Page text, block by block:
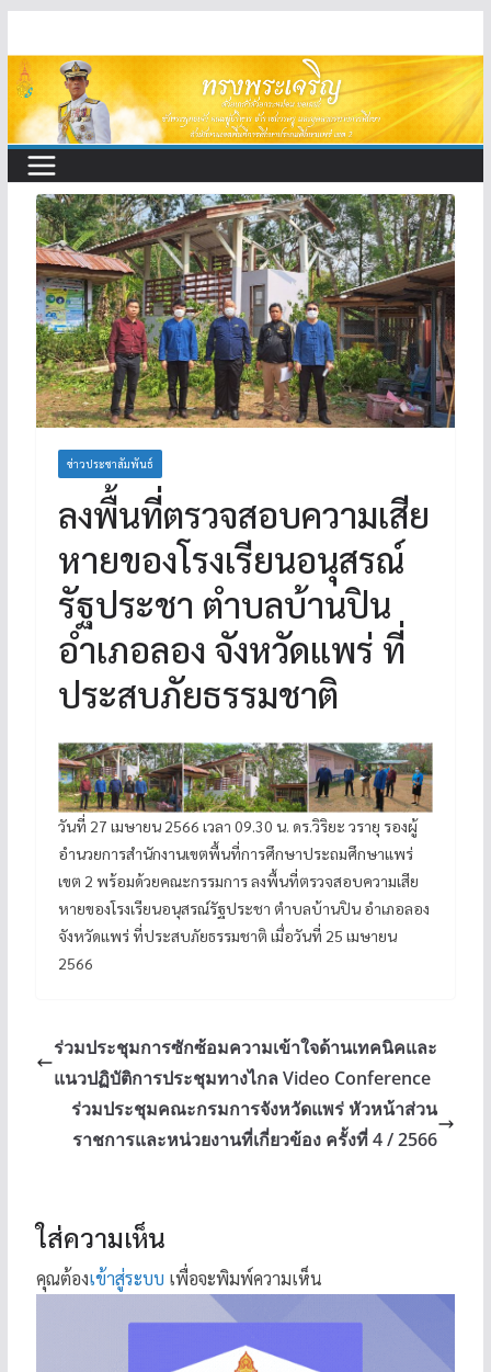
to
content
ข่าวประชาสัมพันธ์
ลงพื้นที่ตรวจสอบความเสีย
หายของโรงเรียนอนุสรณ์
รัฐประชา ตำบลบ้านปิน
อำเภอลอง จังหวัดแพร่ ที่
ประสบภัยธรรมชาติ
วันที่ 27 เมษายน 2566 เวลา 09.30 น. ดร.วิริยะ วรายุ รองผู้
อำนวยการสำนักงานเขตพื้นที่การศึกษาประถมศึกษาแพร่
เขต 2 พร้อมด้วยคณะกรรมการ ลงพื้นที่ตรวจสอบความเสีย
หายของโรงเรียนอนุสรณ์รัฐประชา ตำบลบ้านปิน อำเภอลอง
จังหวัดแพร่ ที่ประสบภัยธรรมชาติ เมื่อวันที่ 25 เมษายน
2566
ร่วมประชุมการซักซ้อมความเข้าใจด้านเทคนิคและ
แนวปฏิบัติการประชุมทางไกล Video Conference
ร่วมประชุมคณะกรมการจังหวัดแพร่ หัวหน้าส่วน
ราชการและหน่วยงานที่เกี่ยวข้อง ครั้งที่ 4 / 2566
ใส่ความเห็น
คุณต้องเข้าสู่ระบบ เพื่อจะพิมพ์ความเห็น